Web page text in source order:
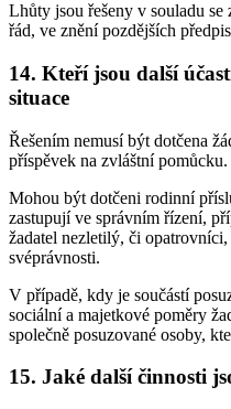
Lhůty jsou řešeny v souladu
řád, ve znění pozdějších
14. Kteří jsou další
situace
Řešením nemusí být dotčena
příspěvek na zvláštní pomůcku.
Mohou být dotčeni rodinní
zastupují ve správním řízení,
žadatel nezletilý, či
svéprávnosti.
V případě, kdy je součástí
sociální a majetkové poměry
společně posuzované osoby,
15. Jaké další činnosti